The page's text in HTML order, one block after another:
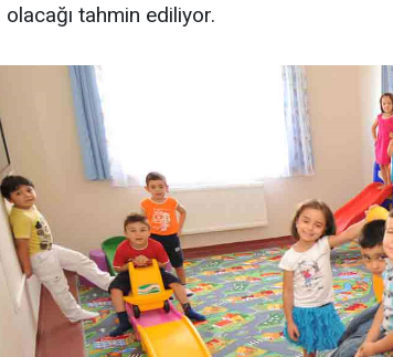
olacağı tahmin ediliyor.